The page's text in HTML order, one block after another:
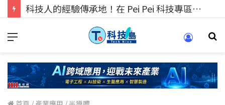
科技人找工作，就到TECH+ 科技專區!